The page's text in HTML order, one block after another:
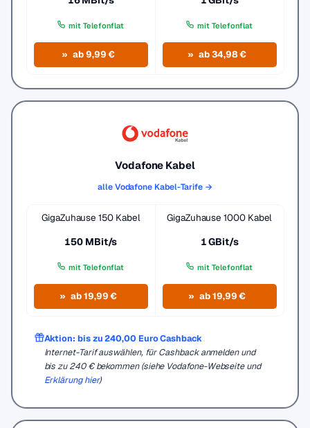
mit Telefonflat
ab 9,99 €
mit Telefonflat
ab 34,98 €
Vodafone Kabel
alle Vodafone Kabel-Tarife →
GigaZuhause 150 Kabel
150 MBit/s
mit Telefonflat
ab 19,99 €
GigaZuhause 1000 Kabel
1 GBit/s
mit Telefonflat
ab 19,99 €
Aktion: bis zu 240,00 Euro Cashback
Internet-Tarif auswählen, für Cashback anmelden und
bis zu 240 € bekommen (siehe Vodafone-Webseite und
Erklärung hier)